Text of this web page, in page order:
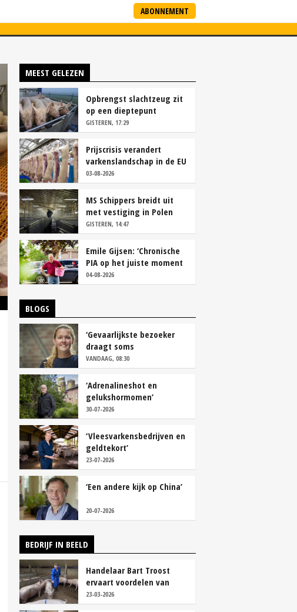
ABONNEMENT
MEEST GELEZEN
Opbrengst slachtzeug zit
op een dieptepunt
GISTEREN, 17:29
Prijscrisis verandert
varkenslandschap in de EU
rap
03-08-2026
MS Schippers breidt uit
met vestiging in Polen
GISTEREN, 14:47
Emile Gijsen: ‘Chronische
PIA op het juiste moment
tackelen’
04-08-2026
BLOGS
‘Gevaarlijkste bezoeker
draagt soms
overschoenen’
VANDAAG, 08:30
‘Adrenalineshot en
gelukshormomen’
30-07-2026
‘Vleesvarkensbedrijven en
geldtekort’
23-07-2026
‘Een andere kijk op China’
20-07-2026
BEDRIJF IN BEELD
Handelaar Bart Troost
ervaart voordelen van
coöperatieve voerfusie
23-03-2026